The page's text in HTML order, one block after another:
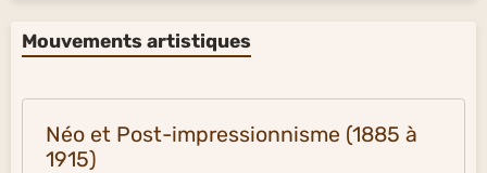
Mouvements artistiques
Néo et Post-impressionnisme (1885 à
1915)